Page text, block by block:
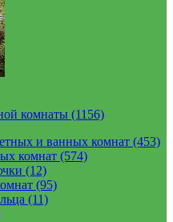
комнаты (1156)
и ванных комнат (453)
комнат (574)
(12)
(95)
(11)